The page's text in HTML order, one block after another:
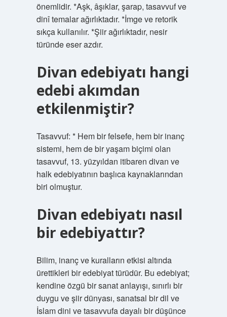
önemlidir. *Aşk, âşıklar, şarap, tasavvuf ve
dinî temalar ağırlıktadır. *İmge ve retorik
sıkça kullanılır. *Şiir ağırlıktadır, nesir
türünde eser azdır.
Divan edebiyatı hangi
edebi akımdan
etkilenmiştir?
Tasavvuf: * Hem bir felsefe, hem bir inanç
sistemi, hem de bir yaşam biçimi olan
tasavvuf, 13. yüzyıldan itibaren divan ve
halk edebiyatının başlıca kaynaklarından
biri olmuştur.
Divan edebiyatı nasıl
bir edebiyattır?
Bilim, inanç ve kuralların etkisi altında
ürettikleri bir edebiyat türüdür. Bu edebiyat;
kendine özgü bir sanat anlayışı, sınırlı bir
duygu ve şiir dünyası, sanatsal bir dil ve
İslam dini ve tasavvufa dayalı bir düşünce